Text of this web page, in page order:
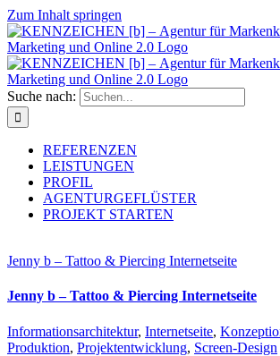
Zum Inhalt springen
Suche nach:
REFERENZEN
LEISTUNGEN
PROFIL
AGENTURGEFLÜSTER
PROJEKT STARTEN
Jenny b – Tattoo & Piercing Internetseite
Jenny b – Tattoo & Piercing Internetseite
Informationsarchitektur, Internetseite,
Produktion, Projektentwicklung, Screen-Design